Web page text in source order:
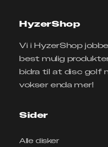
HyzerShop
Vi i HyzerShop
best mulig
bidra til at disc golf
vokser enda mer!
Sider
Alle disker